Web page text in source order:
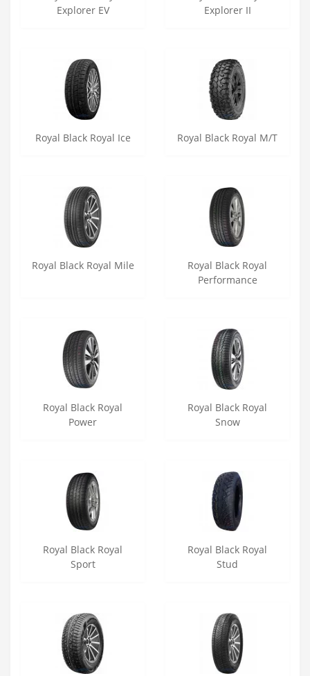
Explorer EV
Explorer II
Royal Black Royal Ice Royal Black Royal M/T
Royal Black Royal Mile
Royal Black Royal
Performance
Royal Black Royal
Power
Royal Black Royal
Snow
Royal Black Royal
Sport
Royal Black Royal
Stud